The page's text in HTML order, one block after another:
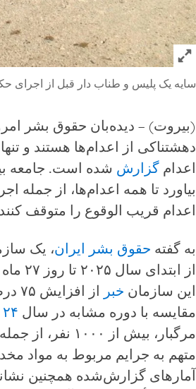
Click to expand Image
سایه یک پلیس و طناب دار قبل از اجرای
(بیروت) – دیده‌بان حقوق بشر
اعدام گزارش شده است. جامعه
بیاورد تا همه اعدام‌ها، از
اعدام قریب الوقوع را متوقف
به گفته حقوق بشر ایران، یک
این سازمان خبر
مقایسه با دوره مشابه در سال
مرگبار، بیش از
متهم به جرایم مربوط به مواد
آمارهای گزارش‌شده همچنین